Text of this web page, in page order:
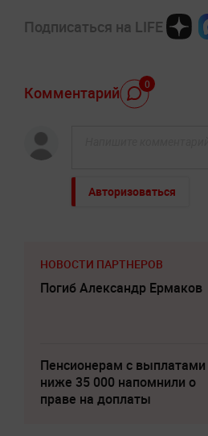
Подписаться на LIFE
Комментарий 0
Авторизоваться
НОВОСТИ ПАРТНЕРОВ
Погиб Александр Ермаков
Пенсионерам с выплатами
ниже 35 000 напомнили о
праве на доплаты